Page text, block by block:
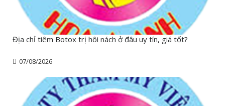
Địa chỉ tiêm Botox trị hôi nách ở đâu uy tín, giá tốt?
07/08/2026